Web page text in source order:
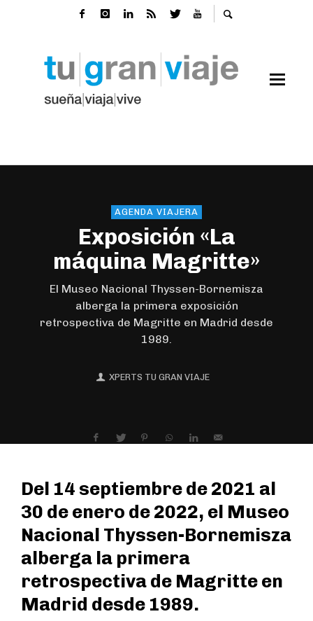
AGENDA VIAJERA
Exposición «La
máquina Magritte»
El Museo Nacional Thyssen-Bornemisza
alberga la primera exposición
retrospectiva de Magritte en Madrid desde
1989.
XPERTS TU GRAN VIAJE
Del 14 septiembre de 2021 al
30 de enero de 2022, el Museo
Nacional Thyssen-Bornemisza
alberga la primera
retrospectiva de Magritte en
Madrid desde 1989.